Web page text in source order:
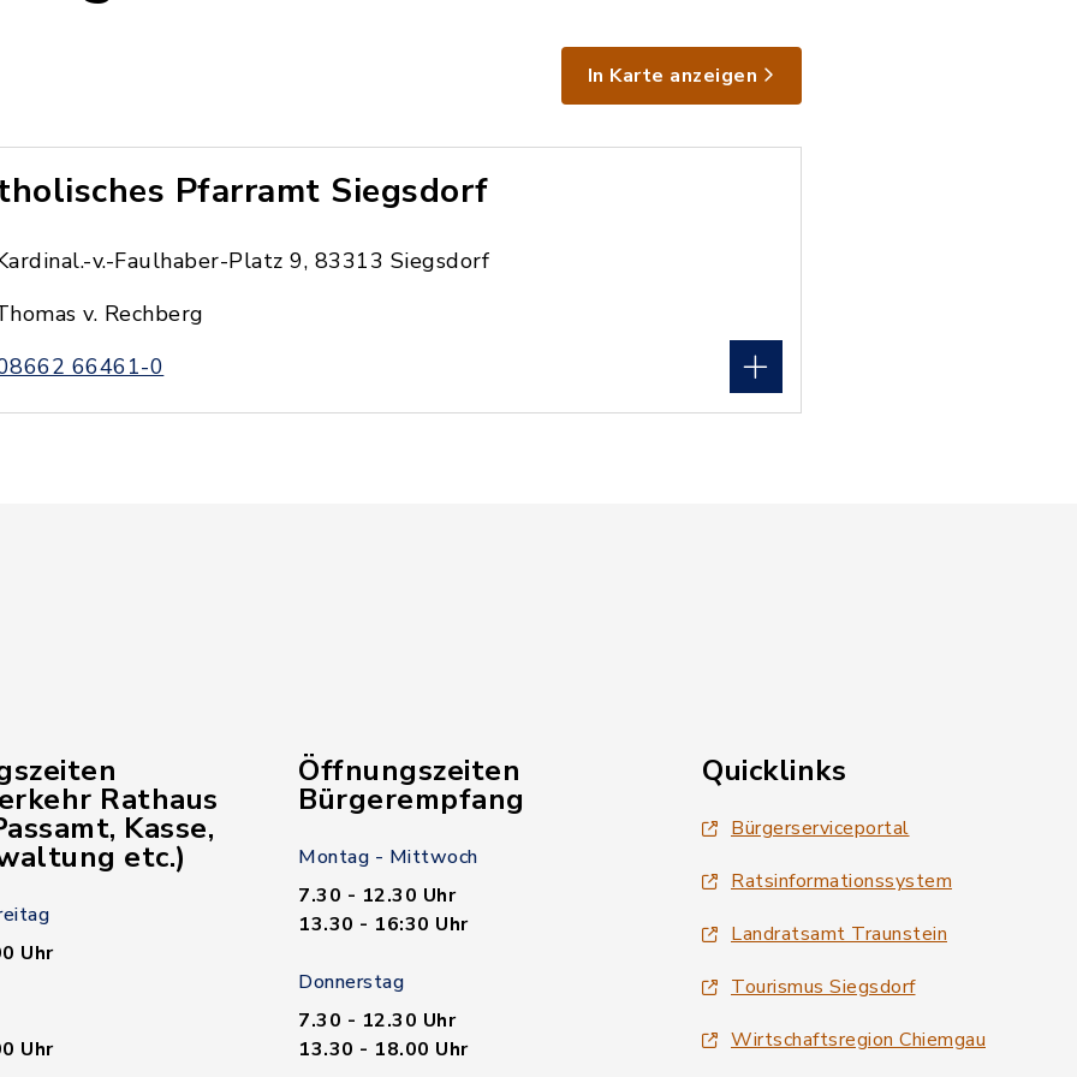
In Karte anzeigen
Pfarramt Siegsdorf
v.-Faulhaber-Platz 9, 83313 Siegsdorf
v. Rechberg
66461-0
Rathaus
Kasse,
etc.)
Uhr
Uhr
Öffnungszeiten
Bürgerempfang
Montag - Mittwoch
7.30 - 12.30 Uhr
13.30 - 16:30 Uhr
Donnerstag
7.30 - 12.30 Uhr
13.30 - 18.00 Uhr
Quicklinks
Bürgerserviceportal
Ratsinformationssystem
Landratsamt Traunstein
Tourismus Siegsdorf
Wirtschaftsregion Chiemgau